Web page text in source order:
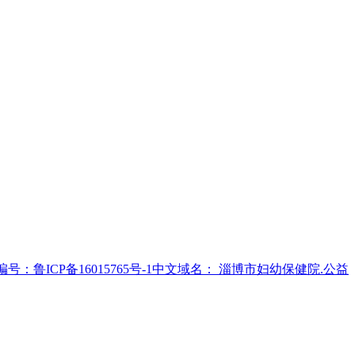
中文域名： 淄博市妇幼保健院.公益
号：鲁ICP备16015765号-1